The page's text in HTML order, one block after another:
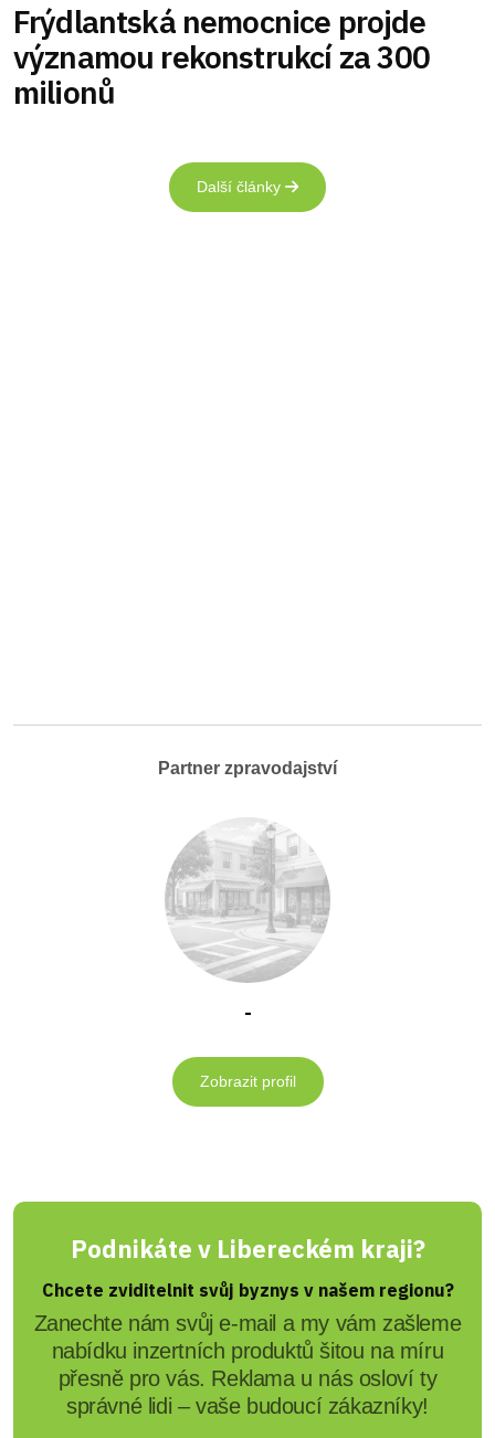
Frýdlantská nemocnice projde
významou rekonstrukcí za 300
milionů
Další články
Partner zpravodajství
-
Zobrazit profil
Podnikáte v Libereckém kraji?
Chcete zviditelnit svůj byznys v našem regionu?
Zanechte nám svůj e-mail a my vám zašleme
nabídku inzertních produktů šitou na míru
přesně pro vás. Reklama u nás osloví ty
správné lidi – vaše budoucí zákazníky!